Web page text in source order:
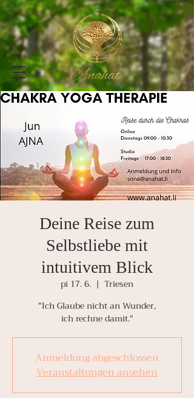
Deine Reise zum
Selbstliebe mit
intuitivem Blick
pi 17. 6.
  |
Triesen
"Ich Glaube nicht an Wunder,
ich rechne damit."
Anmeldung abgeschlossen
Veranstaltungen ansehen